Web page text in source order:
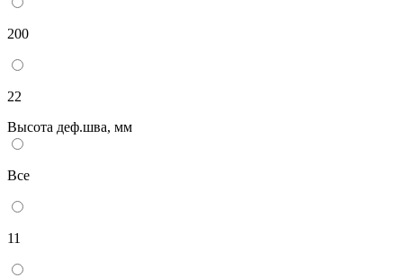
200
22
Высота деф.шва, мм
Все
11